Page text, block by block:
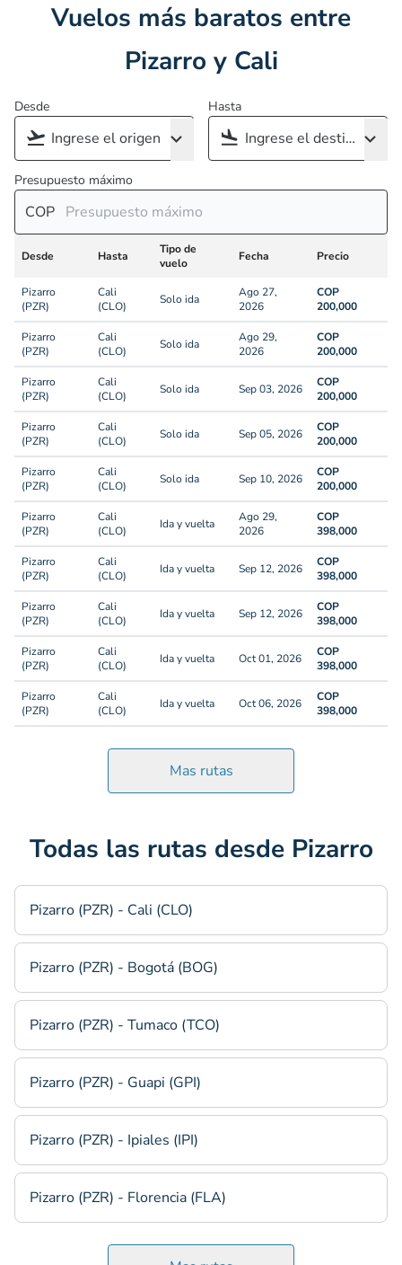
Vuelos más baratos entre
Pizarro y Cali
Desde Hasta
Presupuesto máximo
COP
Desde Hasta
Tipo de
vuelo
Fecha Precio
Pizarro
(PZR)
Cali
(CLO)
Solo ida
Ago 27,
2026
COP
200,000
Pizarro
(PZR)
Cali
(CLO)
Solo ida
Ago 29,
2026
COP
200,000
Pizarro
(PZR)
Cali
(CLO)
Solo ida Sep 03, 2026
COP
200,000
Pizarro
(PZR)
Cali
(CLO)
Solo ida Sep 05, 2026
COP
200,000
Pizarro
(PZR)
Cali
(CLO)
Solo ida Sep 10, 2026
COP
200,000
Pizarro
(PZR)
Cali
(CLO)
Ida y vuelta
Ago 29,
2026
COP
398,000
Pizarro
(PZR)
Cali
(CLO)
Ida y vuelta Sep 12, 2026
COP
398,000
Pizarro
(PZR)
Cali
(CLO)
Ida y vuelta Sep 12, 2026
COP
398,000
Pizarro
(PZR)
Cali
(CLO)
Ida y vuelta Oct 01, 2026
COP
398,000
Pizarro
(PZR)
Cali
(CLO)
Ida y vuelta Oct 06, 2026
COP
398,000
Mas rutas
Todas las rutas desde Pizarro
Pizarro (PZR) - Cali (CLO)
Pizarro (PZR) - Bogotá (BOG)
Pizarro (PZR) - Tumaco (TCO)
Pizarro (PZR) - Guapi (GPI)
Pizarro (PZR) - Ipiales (IPI)
Pizarro (PZR) - Florencia (FLA)